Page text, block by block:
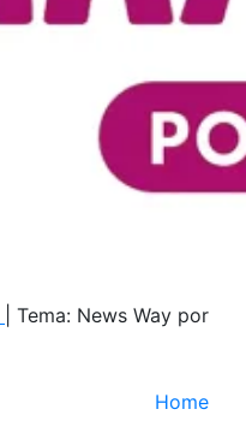
Tema: News Way por
Home